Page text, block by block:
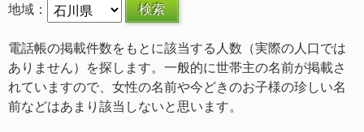
地域：
電話帳の掲載件数をもとに該当する人数（実際の人口では
ありません）を探します。一般的に世帯主の名前が掲載さ
れていますので、女性の名前や今どきのお子様の珍しい名
前などはあまり該当しないと思います。